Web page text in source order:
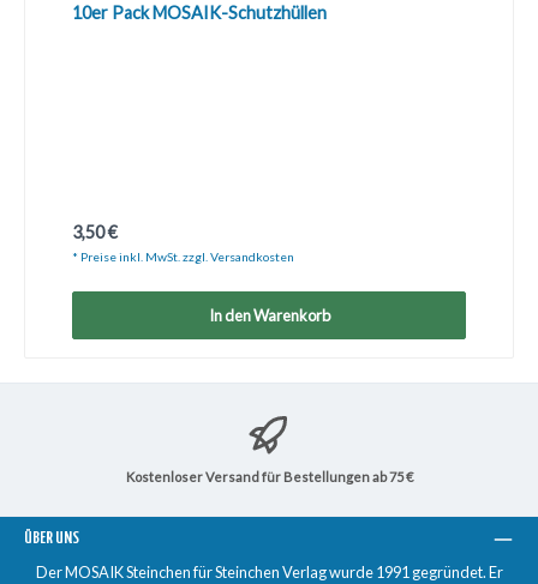
10er Pack MOSAIK-Schutzhüllen
Regulärer Preis:
3,50 €
* Preise inkl. MwSt. zzgl. Versandkosten
In den Warenkorb
Kostenloser Versand für Bestellungen ab 75 €
ÜBER UNS
Der MOSAIK Steinchen für Steinchen Verlag wurde 1991 gegründet. Er